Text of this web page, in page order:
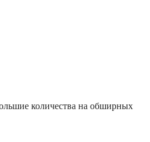
количества на обширных